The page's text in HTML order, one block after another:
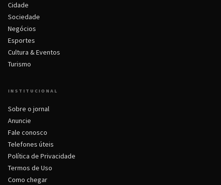
Cidade
Sociedade
Negócios
Esportes
Cultura & Eventos
Turismo
INSTITUCIONAL
Sobre o jornal
Anuncie
Fale conosco
Telefones úteis
Política de Privacidade
Termos de Uso
Como chegar